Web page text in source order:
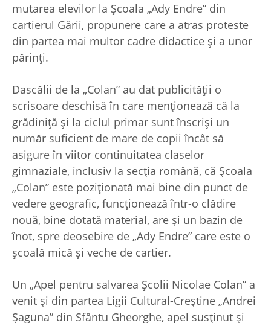
mutarea elevilor la Şcoala „Ady Endre” din
cartierul Gării, propunere care a atras proteste
din partea mai multor cadre didactice şi a unor
părinţi.
Dascălii de la „Colan” au dat publicităţii o
scrisoare deschisă în care menţionează că la
grădiniţă şi la ciclul primar sunt înscrişi un
număr suficient de mare de copii încât să
asigure în viitor continuitatea claselor
gimnaziale, inclusiv la secţia română, că Şcoala
„Colan” este poziţionată mai bine din punct de
vedere geografic, funcţionează într-o clădire
nouă, bine dotată material, are şi un bazin de
înot, spre deosebire de „Ady Endre” care este o
şcoală mică şi veche de cartier.
Un „Apel pentru salvarea Şcolii Nicolae Colan” a
venit şi din partea Ligii Cultural-Creştine „Andrei
Şaguna” din Sfântu Gheorghe, apel susţinut şi